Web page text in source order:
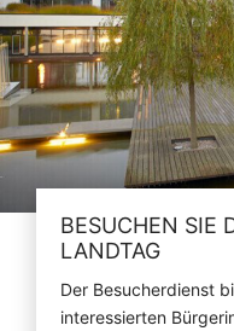
BESUCHEN SIE
LANDTAG
Der Besucherdienst
interessierten